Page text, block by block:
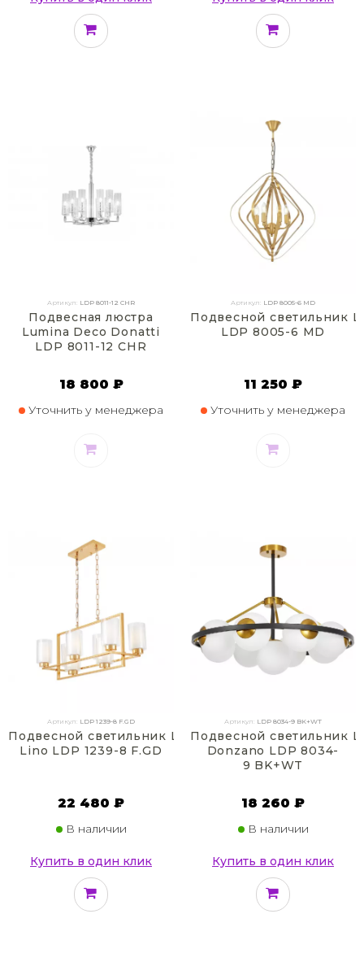
Артикул: LDP 8011-12 CHR
Подвесная люстра
Lumina Deco Donatti
LDP 8011-12 CHR
18 800 ₽
Уточнить у менеджера
Артикул: LDP 8005-6 MD
Подвесной светильник
LDP 8005-6 MD
11 250 ₽
Уточнить у менеджера
Артикул: LDP 1239-8 F.GD
Подвесной светильник Lumina Deco
Lino LDP 1239-8 F.GD
22 480 ₽
В наличии
Купить в один клик
Артикул: LDP 8034-9 BK+WT
Подвесной светильник
Donzano LDP 8034-
9 BK+WT
18 260 ₽
В наличии
Купить в один клик